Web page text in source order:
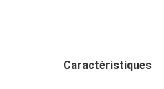
Caractéristiques